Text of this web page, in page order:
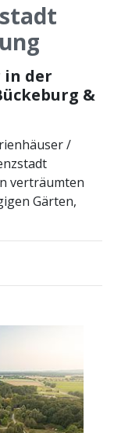
in der
&
/
verträumten
Gärten,